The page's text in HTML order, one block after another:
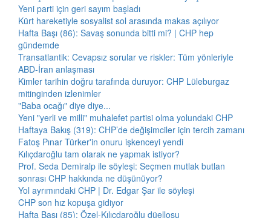
Yeni parti için geri sayım başladı
Kürt hareketiyle sosyalist sol arasında makas açılıyor
Hafta Başı (86): Savaş sonunda bitti mi? | CHP hep
gündemde
Transatlantik: Cevapsız sorular ve riskler: Tüm yönleriyle
ABD-İran anlaşması
Kimler tarihin doğru tarafında duruyor: CHP Lüleburgaz
mitinginden izlenimler
"Baba ocağı" diye diye...
Yeni "yerli ve milli" muhalefet partisi olma yolundaki CHP
Haftaya Bakış (319): CHP’de değişimciler için tercih zamanı
Fatoş Pınar Türker'in onuru işkenceyi yendi
Kılıçdaroğlu tam olarak ne yapmak istiyor?
Prof. Seda Demiralp ile söyleşi: Seçmen mutlak butlan
sonrası CHP hakkında ne düşünüyor?
Yol ayrımındaki CHP | Dr. Edgar Şar ile söyleşi
CHP son hız kopuşa gidiyor
Hafta Başı (85): Özel-Kılıçdaroğlu düellosu